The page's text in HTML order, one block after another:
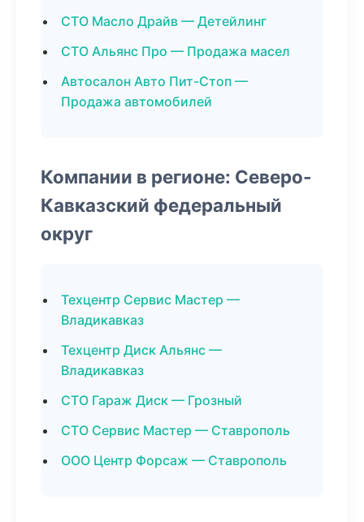
СТО Масло Драйв — Детейлинг
СТО Альянс Про — Продажа масел
Автосалон Авто Пит-Стоп —
Продажа автомобилей
Компании в регионе: Северо-
Кавказский федеральный
округ
Техцентр Сервис Мастер —
Владикавказ
Техцентр Диск Альянс —
Владикавказ
СТО Гараж Диск — Грозный
СТО Сервис Мастер — Ставрополь
ООО Центр Форсаж — Ставрополь